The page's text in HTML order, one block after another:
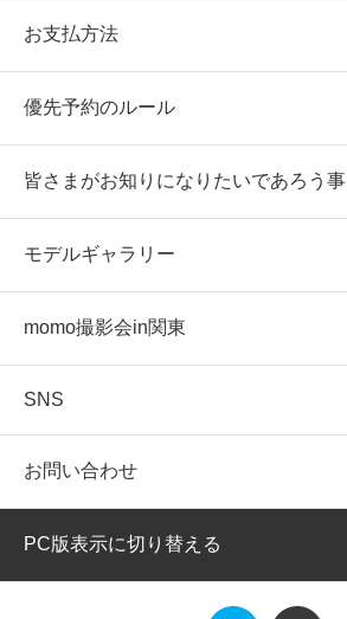
お支払方法
優先予約のルール
皆さまがお知りになりたいであろう事
モデルギャラリー
momo撮影会in関東
SNS
お問い合わせ
PC版表示に切り替える